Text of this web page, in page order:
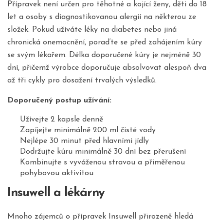
Přípravek není určen pro těhotné a kojící ženy, děti do 18
let a osoby s diagnostikovanou alergií na některou ze
složek. Pokud užíváte léky na diabetes nebo jiná
chronická onemocnění, poraďte se před zahájením kúry
se svým lékařem. Délka doporučené kúry je nejméně 30
dní, přičemž výrobce doporučuje absolvovat alespoň dva
až tři cykly pro dosažení trvalých výsledků.
Doporučený postup užívání:
Užívejte 2 kapsle denně
Zapíjejte minimálně 200 ml čisté vody
Nejlépe 30 minut před hlavními jídly
Dodržujte kúru minimálně 30 dní bez přerušení
Kombinujte s vyváženou stravou a přiměřenou
pohybovou aktivitou
Insuwell a lékárny
Mnoho zájemců o přípravek Insuwell přirozeně hledá